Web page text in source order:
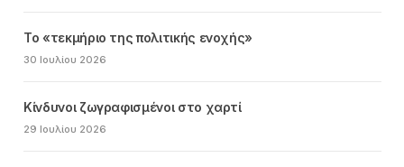
Το «τεκμήριο της πολιτικής ενοχής»
30 Ιουλίου 2026
Κίνδυνοι ζωγραφισμένοι στο χαρτί
29 Ιουλίου 2026